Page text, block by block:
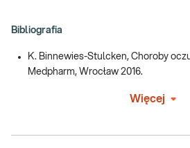
Bibliografia
K. Binnewies-Stulcken, Choroby
Medpharm, Wrocław 2016.
Więcej